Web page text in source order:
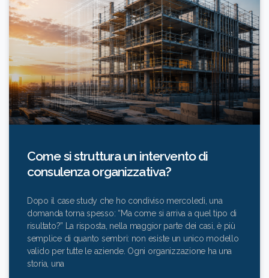
Come si struttura un intervento di
consulenza organizzativa?
Dopo il case study che ho condiviso mercoledì, una
domanda torna spesso: “Ma come si arriva a quel tipo di
risultato?” La risposta, nella maggior parte dei casi, è più
semplice di quanto sembri: non esiste un unico modello
valido per tutte le aziende. Ogni organizzazione ha una
storia, una